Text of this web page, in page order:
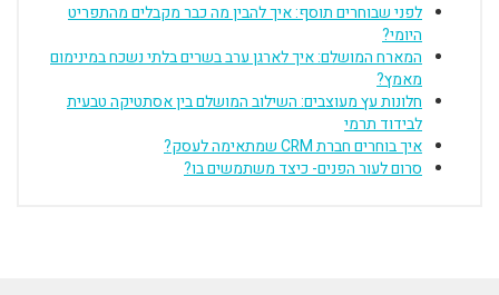
לפני שבוחרים תוסף: איך להבין מה כבר מקבלים מהתפריט
היומי?
המארח המושלם: איך לארגן ערב בשרים בלתי נשכח במינימום
מאמץ?
חלונות עץ מעוצבים: השילוב המושלם בין אסתטיקה טבעית
לבידוד תרמי
איך בוחרים חברת CRM שמתאימה לעסק?
סרום לעור הפנים- כיצד משתמשים בו?